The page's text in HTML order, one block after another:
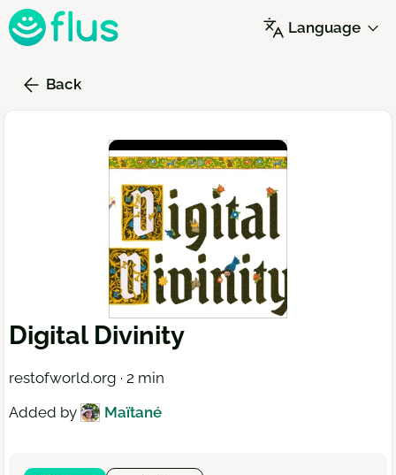
Skip
to
content
Language
Back
Digital Divinity
restofworld.org · 2 min
Added by
Maïtané